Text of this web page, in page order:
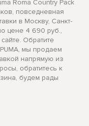
Roma Country Pack
повседневная
в Москву, Санкт-
цене 4 690 руб.,
Обратите
мы продаем
напрямую из
обратитесь к
будем рады